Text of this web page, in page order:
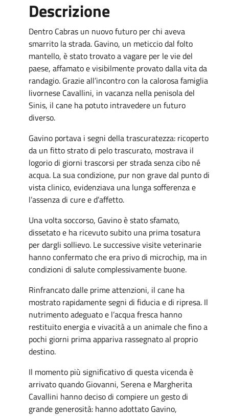
Descrizione
Dentro Cabras un nuovo futuro per chi aveva
smarrito la strada. Gavino, un meticcio dal folto
mantello, è stato trovato a vagare per le vie del
paese, affamato e visibilmente provato dalla vita da
randagio. Grazie all’incontro con la calorosa famiglia
livornese Cavallini, in vacanza nella penisola del
Sinis, il cane ha potuto intravedere un futuro
diverso.
Gavino portava i segni della trascuratezza: ricoperto
da un fitto strato di pelo trascurato, mostrava il
logorio di giorni trascorsi per strada senza cibo né
acqua. La sua condizione, pur non grave dal punto di
vista clinico, evidenziava una lunga sofferenza e
l’assenza di cure e d’affetto.
Una volta soccorso, Gavino è stato sfamato,
dissetato e ha ricevuto subito una prima tosatura
per dargli sollievo. Le successive visite veterinarie
hanno confermato che era privo di microchip, ma in
condizioni di salute complessivamente buone.
Rinfrancato dalle prime attenzioni, il cane ha
mostrato rapidamente segni di fiducia e di ripresa. Il
nutrimento adeguato e l’acqua fresca hanno
restituito energia e vivacità a un animale che fino a
pochi giorni prima appariva rassegnato al proprio
destino.
Il momento più significativo di questa vicenda è
arrivato quando Giovanni, Serena e Margherita
Cavallini hanno deciso di compiere un gesto di
grande generosità: hanno adottato Gavino,